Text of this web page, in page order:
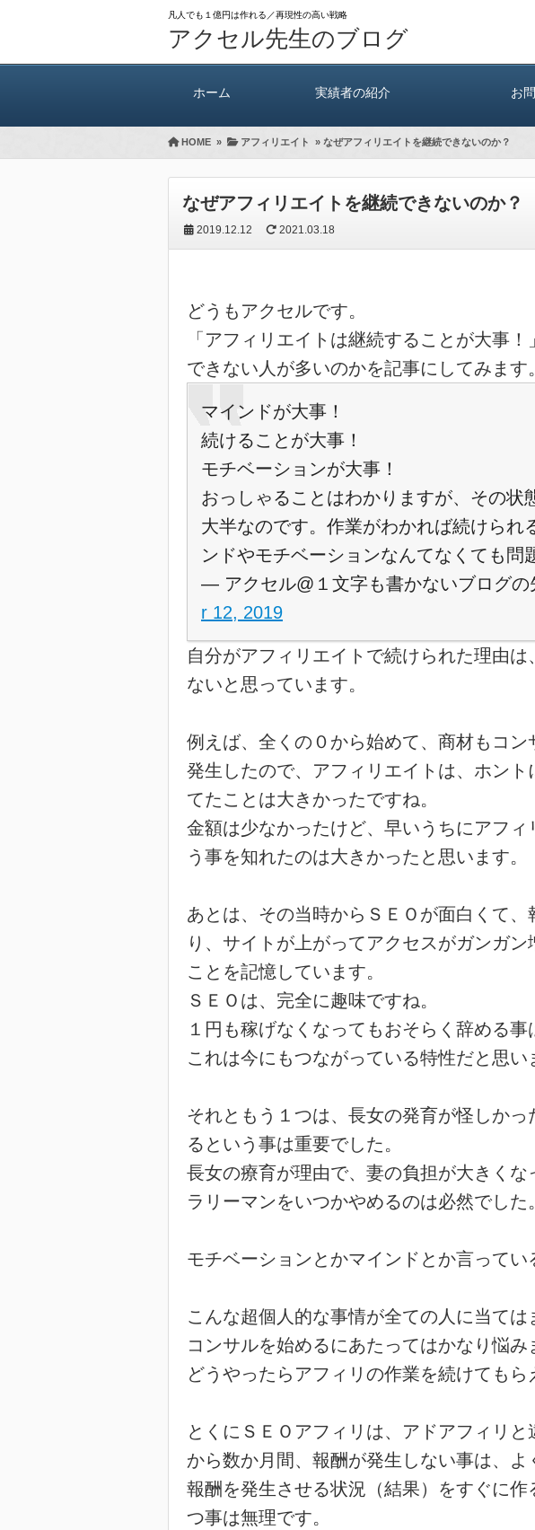
凡人でも１億円は作れる／再現性の高い戦略
アクセル先生のブログ
ホーム 実績者の紹介 お
HOME » アフィリエイト » なぜアフィリエイトを継続できないのか？
なぜアフィリエイトを継続できないのか？
2019.12.12 2021.03.18
どうもアクセルです。
「アフィリエイトは継続することが大事
できない人が多いのかを記事にしてみます。
マインドが大事！
続けることが大事！
モチベーションが大事！
おっしゃることはわかりますが、その状
大半なのです。作業がわかれば続けられ
ンドやモチベーションなんてなくても問
— アクセル@１文字も書かないブログの
r 12, 2019
自分がアフィリエイトで続けられた理由
ないと思っています。
例えば、全くの０から始めて、商材もコ
発生したので、アフィリエイトは、ホン
てたことは大きかったですね。
金額は少なかったけど、早いうちにアフ
う事を知れたのは大きかったと思います。
あとは、その当時からＳＥＯが面白くて、
り、サイトが上がってアクセスがガンガ
ことを記憶しています。
ＳＥＯは、完全に趣味ですね。
１円も稼げなくなってもおそらく辞める
これは今にもつながっている特性だと思い
それともう１つは、長女の発育が怪しか
るという事は重要でした。
長女の療育が理由で、妻の負担が大きく
ラリーマンをいつかやめるのは必然でした。
モチベーションとかマインドとか言ってい
こんな超個人的な事情が全ての人に当て
コンサルを始めるにあたってはかなり悩み
どうやったらアフィリの作業を続けてもら
とくにＳＥＯアフィリは、アドアフィリ
から数か月間、報酬が発生しない事は、よ
報酬を発生させる状況（結果）をすぐに
つ事は無理です。